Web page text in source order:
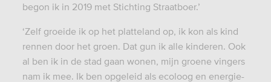
begon ik in 2019 met Stichting Straatboer.’
‘Zelf groeide ik op het platteland op, ik kon als kind
rennen door het groen. Dat gun ik alle kinderen. Ook
al ben ik in de stad gaan wonen, mijn groene vingers
nam ik mee. Ik ben opgeleid als ecoloog en energie-